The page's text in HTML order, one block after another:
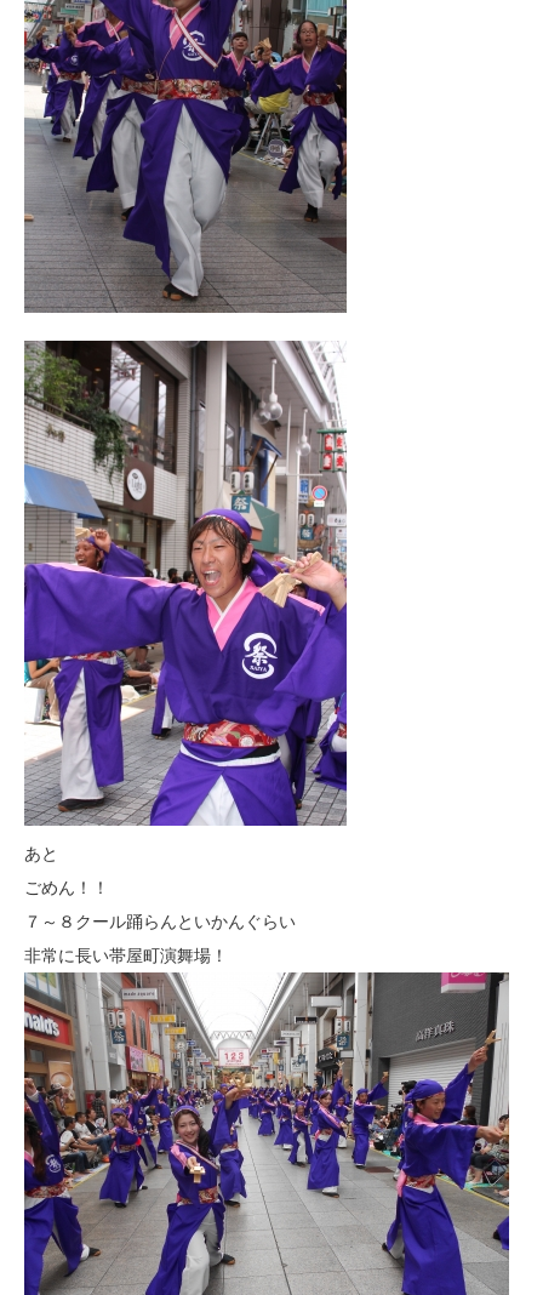
あと
ごめん！！
７～８クール踊らんといかんぐらい
非常に長い帯屋町演舞場！